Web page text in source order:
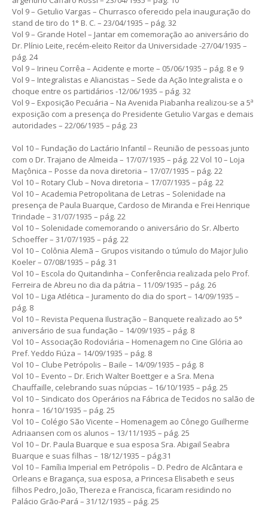
Vol 9 – Getulio Vargas – Churrasco oferecido pela inauguração do
stand de tiro do 1° B. C. – 23/04/1935 – pág. 32
Vol 9 – Grande Hotel – Jantar em comemoração ao aniversário do
Dr. Plínio Leite, recém-eleito Reitor da Universidade -27/04/1935 –
pág. 24
Vol 9 – Irineu Corrêa – Acidente e morte – 05/06/1935 – pág. 8 e 9
Vol 9 – Integralistas e Aliancistas – Sede da Ação Integralista e o
choque entre os partidários -12/06/1935 – pág. 32
Vol 9 – Exposição Pecuária – Na Avenida Piabanha realizou-se a 5ª
exposição com a presença do Presidente Getulio Vargas e demais
autoridades – 22/06/1935 – pág. 23
Vol 10 – Fundação do Lactário Infantil – Reunião de pessoas junto
com o Dr. Trajano de Almeida – 17/07/1935 – pág. 22 Vol 10 – Loja
Maçônica – Posse da nova diretoria – 17/07/1935 – pág. 22
Vol 10 – Rotary Club – Nova diretoria – 17/07/1935 – pág. 22
Vol 10 – Academia Petropolitana de Letras – Solenidade na
presença de Paula Buarque, Cardoso de Miranda e Frei Henrique
Trindade – 31/07/1935 – pág. 22
Vol 10 – Solenidade comemorando o aniversário do Sr. Alberto
Schoeffer – 31/07/1935 – pág. 22
Vol 10 – Colônia Alemã – Grupos visitando o túmulo do Major Julio
Koeler – 07/08/1935 – pág. 31
Vol 10 – Escola do Quitandinha – Conferência realizada pelo Prof.
Ferreira de Abreu no dia da pátria – 11/09/1935 – pág. 26
Vol 10 – Liga Atlética – Juramento do dia do sport – 14/09/1935 –
pág. 8
Vol 10 – Revista Pequena Ilustração – Banquete realizado ao 5°
aniversário de sua fundação – 14/09/1935 – pág. 8
Vol 10 – Associação Rodoviária – Homenagem no Cine Glória ao
Pref. Yeddo Fiúza – 14/09/1935 – pág. 8
Vol 10 – Clube Petrópolis – Baile – 14/09/1935 – pág. 8
Vol 10 – Evento – Dr. Erich Walter Boettger e a Sra. Mena
Chauffaille, celebrando suas núpcias – 16/10/1935 – pág. 25
Vol 10 – Sindicato dos Operários na Fábrica de Tecidos no salão de
honra – 16/10/1935 – pág. 25
Vol 10 – Colégio São Vicente – Homenagem ao Cônego Guilherme
Adriaansen com os alunos – 13/11/1935 – pág. 25
Vol 10 – Dr. Paula Buarque e sua esposa Sra. Abigail Seabra
Buarque e suas filhas – 18/12/1935 – pág.31
Vol 10 – Família Imperial em Petrópolis – D. Pedro de Alcântara e
Orleans e Bragança, sua esposa, a Princesa Elisabeth e seus
filhos Pedro, João, Thereza e Francisca, ficaram residindo no
Palácio Grão-Pará – 31/12/1935 – pág. 25